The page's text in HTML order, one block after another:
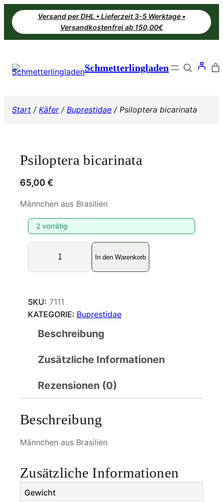
Zum
Inhalt
springen
Versand per DHL • Lieferzeit 3-5 Werktage •
Versandkostenfrei ab 150,00€
Schmetterlingladen Search
Start / Käfer/ Buprestidae / Psiloptera bicarinata
Psiloptera bicarinata
65,00 €
Männchen aus Brasilien
2 vorrätig
P
i
o
p
c
r
n
t
a
M
In den Warenkorb
SKU: 7111
KATEGORIE: Buprestidae
Beschreibung
Zusätzliche Informationen
Rezensionen (0)
Beschreibung
Männchen aus Brasilien
Zusätzliche Informationen
Gewicht